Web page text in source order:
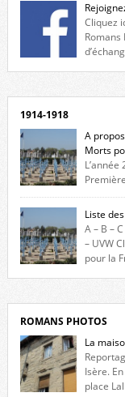
Cliquez
Romans
1914-1918
A
Morts
biographique veut
France durant ce
constituée des noms
l’Hôtel de Ville, du
Liste
A – B –
– UVW
pour la
ROMANS PHOTOS
La
Isère.
place